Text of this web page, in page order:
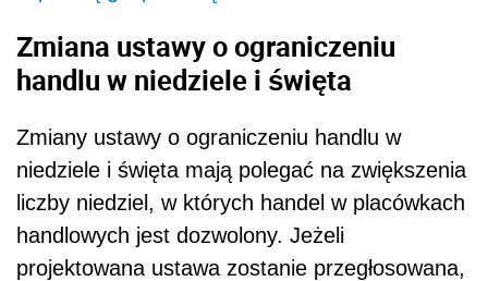
Zmiana ustawy o ograniczeniu
handlu w niedziele i święta
Zmiany ustawy o ograniczeniu handlu w
niedziele i święta mają polegać na zwiększenia
liczby niedziel, w których handel w placówkach
handlowych jest dozwolony. Jeżeli
projektowana ustawa zostanie przegłosowana,